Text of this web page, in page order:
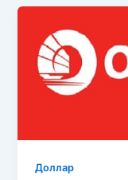
Доллар